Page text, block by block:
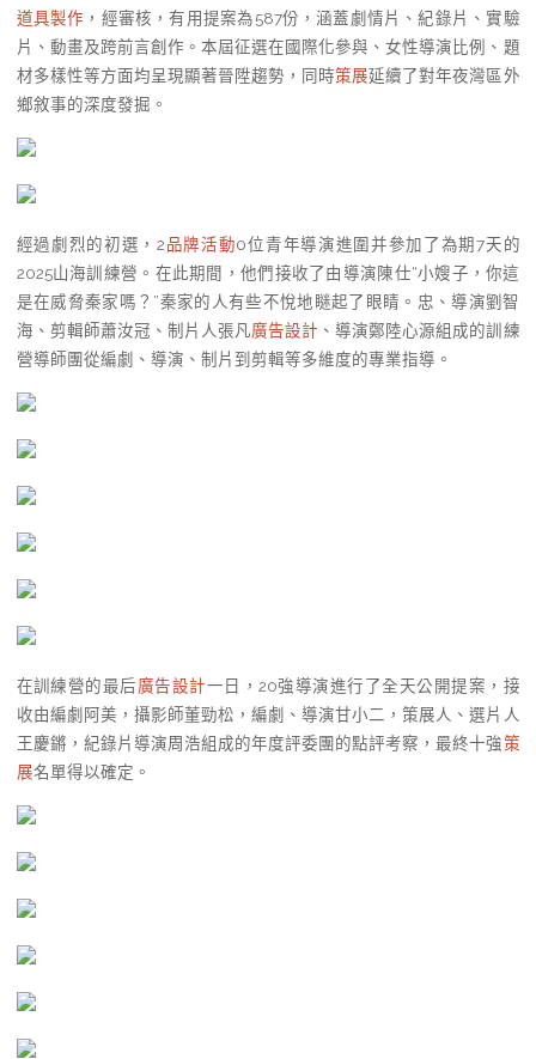
道具製作 ，經審核，有用提案為587份，涵蓋劇情片、紀錄片、實驗
片、動畫及跨前言創作。本屆征選在國際化參與、女性導演比例、題
材多樣性等方面均呈現顯著晉陞趨勢，同時策展延續了對年夜灣區外
鄉敘事的深度發掘。
經過劇烈的初選，2品牌活動0位青年導演進圍并參加了為期7天的
2025山海訓練營。在此期間，他們接收了由導演陳仕“小嫂子，你這
是在威脅秦家嗎？”秦家的人有些不悅地瞇起了眼睛。忠、導演劉智
海、剪輯師蕭汝冠、制片人張凡廣告設計 、導演鄭陸心源組成的訓練
營導師團從編劇、導演、制片到剪輯等多維度的專業指導。
在訓練營的最后廣告設計一日，20強導演進行了全天公開提案，接
收由編劇阿美，攝影師董勁松，編劇、導演甘小二，策展人、選片人
王慶鏘，紀錄片導演周浩組成的年度評委團的點評考察，最終十強策
展名單得以確定。